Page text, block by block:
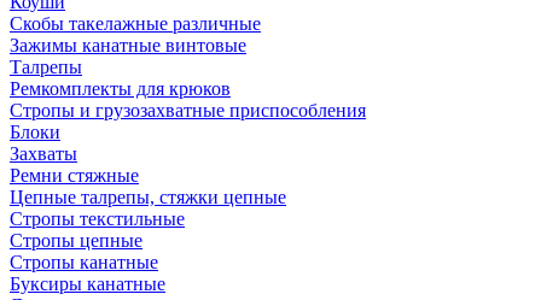
Скобы такелажные различные
Зажимы канатные винтовые
Талрепы
Ремкомплекты для крюков
Стропы и грузозахватные приспособления
Блоки
Захваты
Ремни стяжные
Цепные талрепы, стяжки цепные
Стропы текстильные
Стропы цепные
Стропы канатные
Буксиры канатные